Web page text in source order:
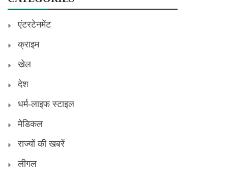
एंटरटेनमेंट
क्राइम
खेल
देश
धर्म-लाइफ स्टाइल
मेडिकल
राज्यों की खबरें
लीगल